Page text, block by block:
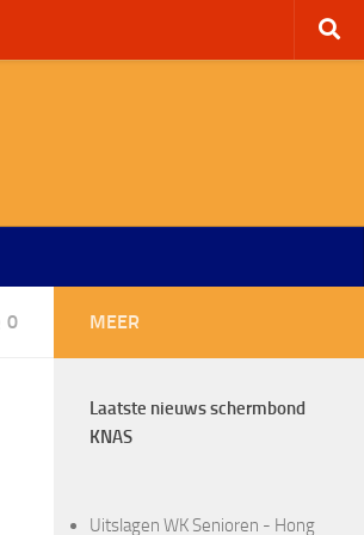
0 MEER
Laatste nieuws schermbond
KNAS
Uitslagen WK Senioren - Hong